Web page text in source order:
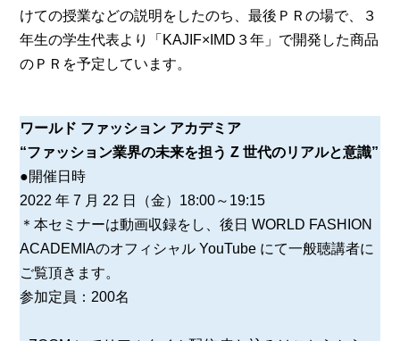
けての授業などの説明をしたのち、最後ＰＲの場で、３
年生の学生代表より「KAJIF×IMD３年」で開発した商品
のＰＲを予定しています。
ワールド ファッション アカデミア
“ファッション業界の未来を担う Z 世代のリアルと意識”
●開催日時
2022 年 7 月 22 日（金）18:00～19:15
＊本セミナーは動画収録をし、後日 WORLD FASHION
ACADEMIAのオフィシャル YouTube にて一般聴講者に
ご覧頂きます。
参加定員：200名